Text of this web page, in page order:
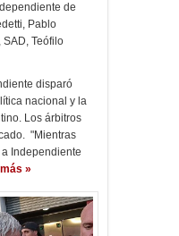
de
, Pablo
, SAD, Teófilo
disparó
nacional y la
Los árbitros
"Mientras
Independiente
»